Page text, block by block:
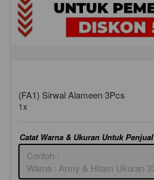
(FA1) Sirwal Alameen 3Pcs
1x
Catat Warna & Ukuran Untuk Penjual